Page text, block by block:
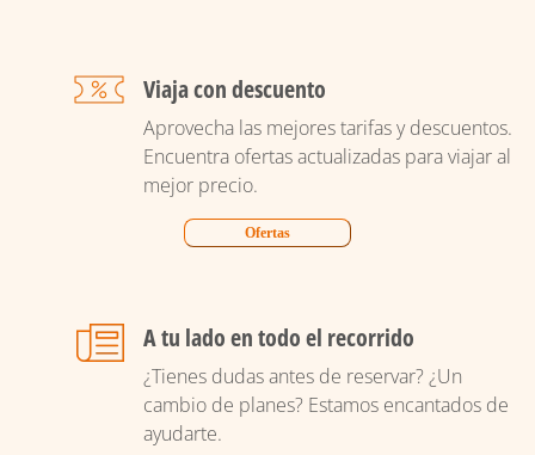
Viaja con descuento
Aprovecha las mejores tarifas y descuentos.
Encuentra ofertas actualizadas para viajar al
mejor precio.
Ofertas
A tu lado en todo el recorrido
¿Tienes dudas antes de reservar? ¿Un
cambio de planes? Estamos encantados de
ayudarte.